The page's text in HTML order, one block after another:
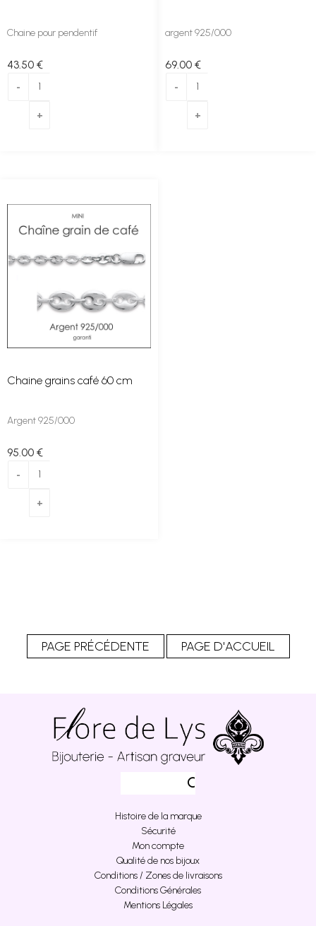
Chaine pour pendentif
43 .50 €
argent 925/000
69.00 €
Chaine grains café 60 cm
Argent 925/000
95 .00 €
Histoire de la marque
Sécurité
Mon compte
Qualité de nos bijoux
Conditions / Zones de livraisons
Conditions Générales
Mentions Légales